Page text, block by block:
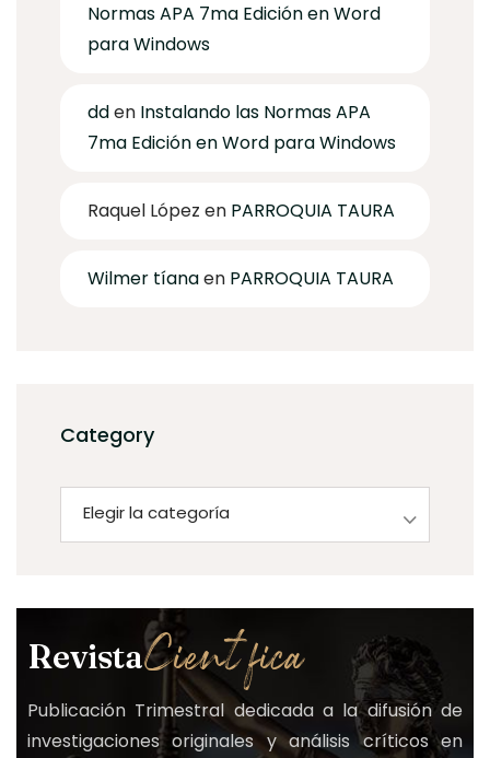
Normas APA 7ma Edición en Word
para Windows
dden Instalando las Normas APA
7ma Edición en Word para Windows
Raquel López en PARROQUIA TAURA
Wilmer tíanaen PARROQUIA TAURA
Category
Category
Elegir la categoría
RevistaCientífica
Publicación Trimestral dedicada a la difusión de
investigaciones originales y análisis críticos en